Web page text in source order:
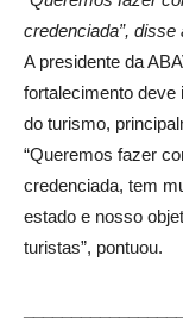
credenciada”,
A presidente da
fortalecimento deve
do turismo,
“Queremos fazer
credenciada, tem
estado e nosso
turistas”, pontuou.